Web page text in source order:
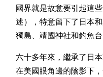
國界就是故意要引起這
述），特意留下了日本
獨島、靖國神社和釣魚台
六十多年來，繼承了日
在美國眼角邊的陰影下